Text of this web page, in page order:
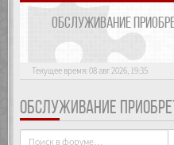
ОБСЛУЖИВАНИЕ
Текущее время: 08 авг 2026, 19:35
ОБСЛУЖИВАНИЕ